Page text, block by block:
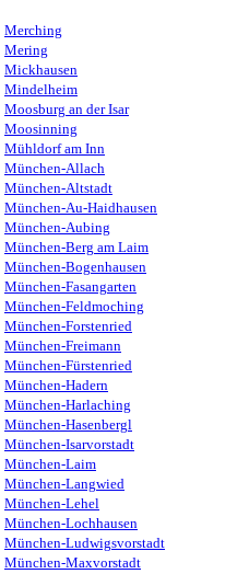
Merching
Mering
Mickhausen
Mindelheim
Moosburg an der Isar
Moosinning
Mühldorf am Inn
München-Allach
München-Altstadt
München-Au-Haidhausen
München-Aubing
München-Berg am Laim
München-Bogenhausen
München-Fasangarten
München-Feldmoching
München-Forstenried
München-Freimann
München-Fürstenried
München-Hadern
München-Harlaching
München-Hasenbergl
München-Isarvorstadt
München-Laim
München-Langwied
München-Lehel
München-Lochhausen
München-Ludwigsvorstadt
München-Maxvorstadt